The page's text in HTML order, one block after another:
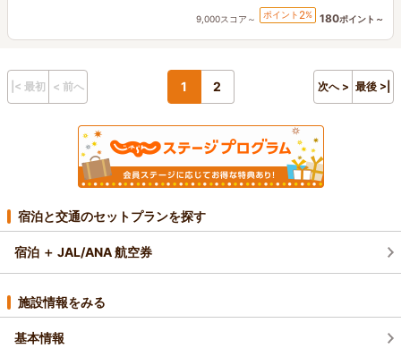
9,000スコア～ ポイント 2% 180ポイント～
|< 最初 < 前へ 1 2 次へ > 最後 >|
宿泊と交通のセットプランを探す
宿泊 ＋ JAL/ANA 航空券
施設情報をみる
基本情報